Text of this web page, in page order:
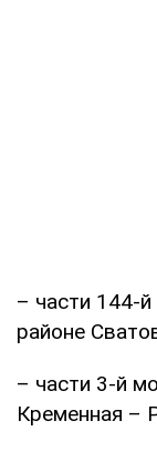
– части 144-
районе
– части 3-й
Кременная –